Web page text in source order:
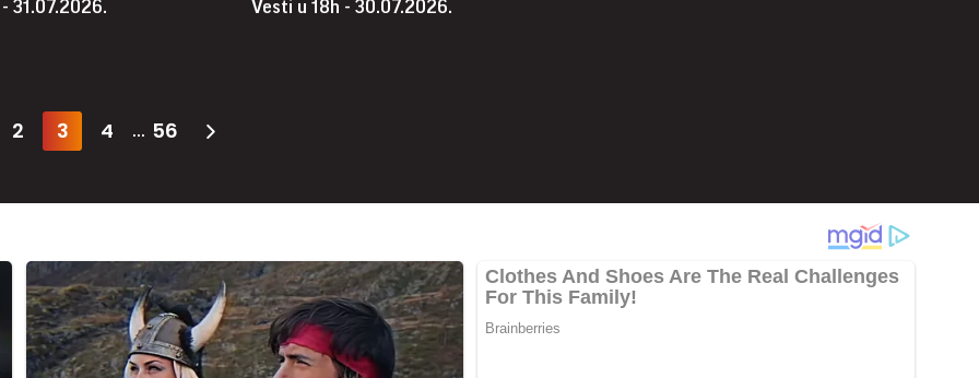
31.07.2026. Vesti u 18h - 30.07.2026.
2 3 4 ... 56